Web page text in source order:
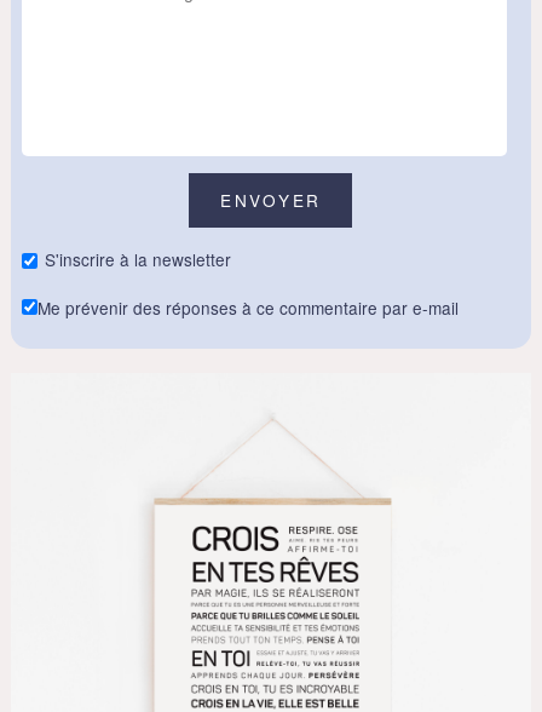
S'inscrire à la newsletter
Me prévenir des réponses à ce commentaire par e-mail